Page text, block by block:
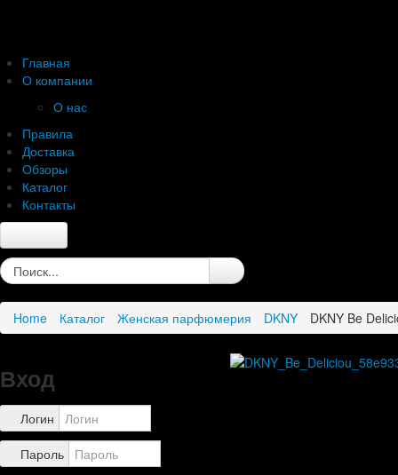
Главная
О компании
О нас
Правила
Доставка
Обзоры
Каталог
Контакты
Главная
О нас
Правила
Каталог
Home Каталог Женская парфюмерия DKNY DKNY Be
Вход
Логин
Пароль